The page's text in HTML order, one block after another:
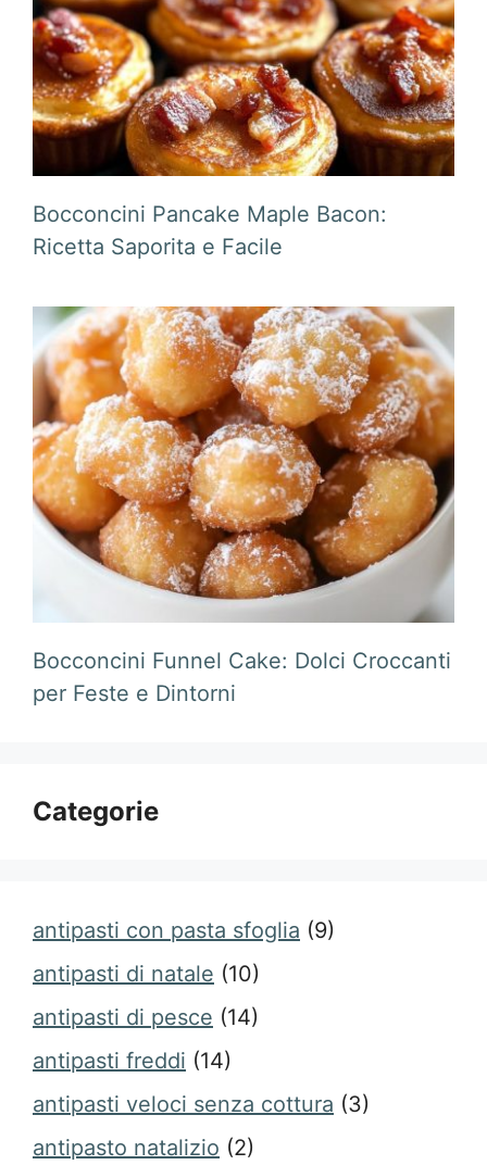
Bocconcini Pancake Maple Bacon:
Ricetta Saporita e Facile
Bocconcini Funnel Cake: Dolci Croccanti
per Feste e Dintorni
Categorie
antipasti con pasta sfoglia (9)
antipasti di natale (10)
antipasti di pesce (14)
antipasti freddi (14)
antipasti veloci senza cottura (3)
antipasto natalizio (2)